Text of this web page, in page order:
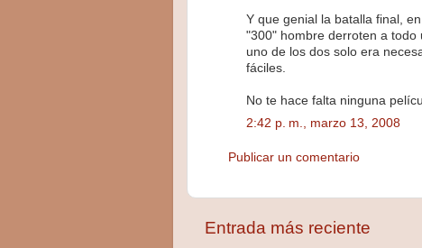
Y que genial la batalla final,
"300" hombre derroten a
uno de los dos solo era
fáciles.
No te hace falta ninguna
2:42 p. m., marzo 13, 2008
Publicar un comentario
Entrada más reciente